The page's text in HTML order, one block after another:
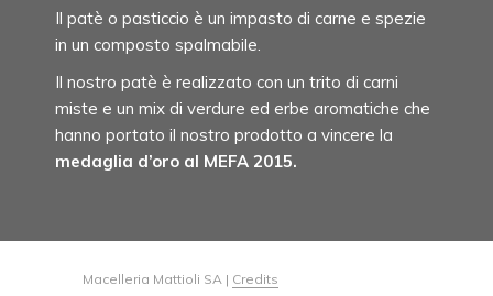
Il patè o pasticcio è un impasto di carne e spezie
in un composto spalmabile.
Il nostro patè è realizzato con un trito di carni
miste e un mix di verdure ed erbe aromatiche che
hanno portato il nostro prodotto a vincere la
medaglia d’oro al MEFA 2015.
Macelleria Mattioli SA | Credits